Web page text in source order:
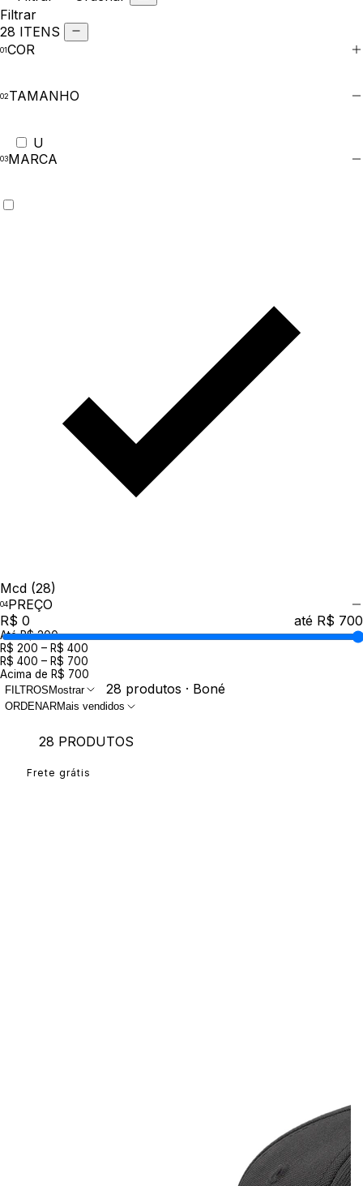
Filtrar
28 ITENS
COR
TAMANHO
U
MARCA
Mcd (28)
PREÇO
R$ 0
até R$ 700
Até R$ 200
R$ 200 – R$ 400
R$ 400 – R$ 700
Acima de R$ 700
FILTROS Mostrar 28 produtos · Boné
ORDENARMais vendidos
28 PRODUTOS
Frete grátis